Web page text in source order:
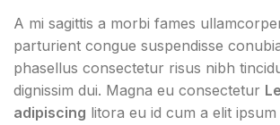
A mi sagittis a morbi fames
parturient congue suspendisse
phasellus consectetur risus nibh
dignissim dui. Magna eu consectetur
adipiscing litora eu id cum a elit ipsum